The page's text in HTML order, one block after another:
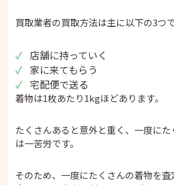
買取業者の買取方法は主に以下の3つで
店舗に持っていく
家に来てもらう
宅配便で送る
着物は1枚あたり1kgほどあります。
たくさんあると意外と重く、一度に
は一苦労です。
そのため、一度にたくさんの着物を